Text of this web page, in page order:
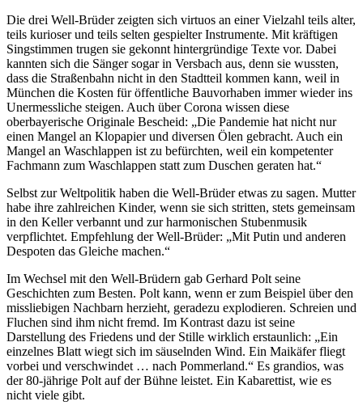
Die drei Well-Brüder zeigten sich virtuos an einer Vielzahl teils alter,
teils kurioser und teils selten gespielter Instrumente. Mit kräftigen
Singstimmen trugen sie gekonnt hintergründige Texte vor. Dabei
kannten sich die Sänger sogar in Versbach aus, denn sie wussten,
dass die Straßenbahn nicht in den Stadtteil kommen kann, weil in
München die Kosten für öffentliche Bauvorhaben immer wieder ins
Unermessliche steigen. Auch über Corona wissen diese
oberbayerische Originale Bescheid: „Die Pandemie hat nicht nur
einen Mangel an Klopapier und diversen Ölen gebracht. Auch ein
Mangel an Waschlappen ist zu befürchten, weil ein kompetenter
Fachmann zum Waschlappen statt zum Duschen geraten hat.“
Selbst zur Weltpolitik haben die Well-Brüder etwas zu sagen. Mutter
habe ihre zahlreichen Kinder, wenn sie sich stritten, stets gemeinsam
in den Keller verbannt und zur harmonischen Stubenmusik
verpflichtet. Empfehlung der Well-Brüder: „Mit Putin und anderen
Despoten das Gleiche machen.“
Im Wechsel mit den Well-Brüdern gab Gerhard Polt seine
Geschichten zum Besten. Polt kann, wenn er zum Beispiel über den
missliebigen Nachbarn herzieht, geradezu explodieren. Schreien und
Fluchen sind ihm nicht fremd. Im Kontrast dazu ist seine
Darstellung des Friedens und der Stille wirklich erstaunlich: „Ein
einzelnes Blatt wiegt sich im säuselnden Wind. Ein Maikäfer fliegt
vorbei und verschwindet … nach Pommerland.“ Es grandios, was
der 80-jährige Polt auf der Bühne leistet. Ein Kabarettist, wie es
nicht viele gibt.